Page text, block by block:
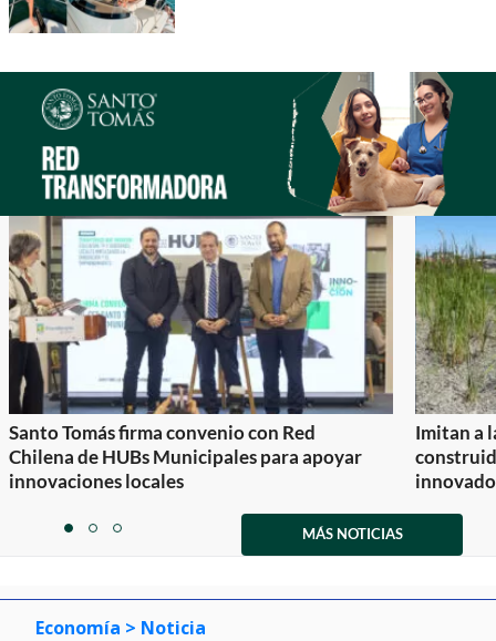
Santo Tomás firma convenio con Red
Chilena de HUBs Municipales para apoyar
innovaciones locales
Imitan a
itemitemitem
MÁS NOTICIAS
Economía > Noticia